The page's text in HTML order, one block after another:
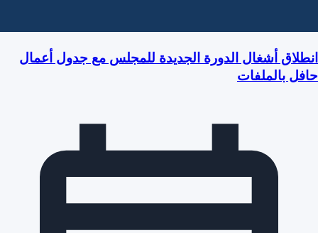
انطلاق أشغال الدورة الجديدة للمجلس مع جدول أعمال
حافل بالملفات